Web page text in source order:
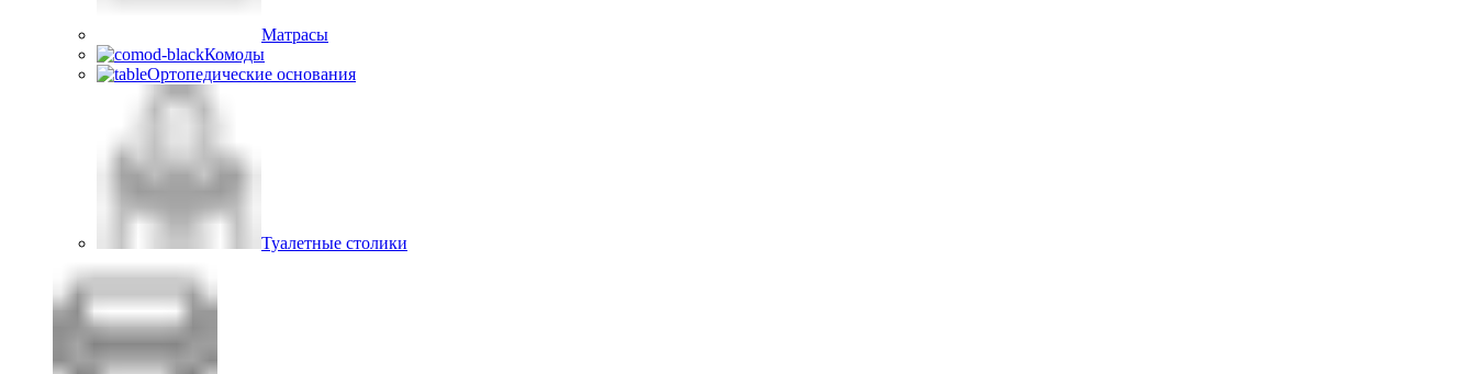
Матрасы
Комоды
Ортопедические основания
Туалетные столики